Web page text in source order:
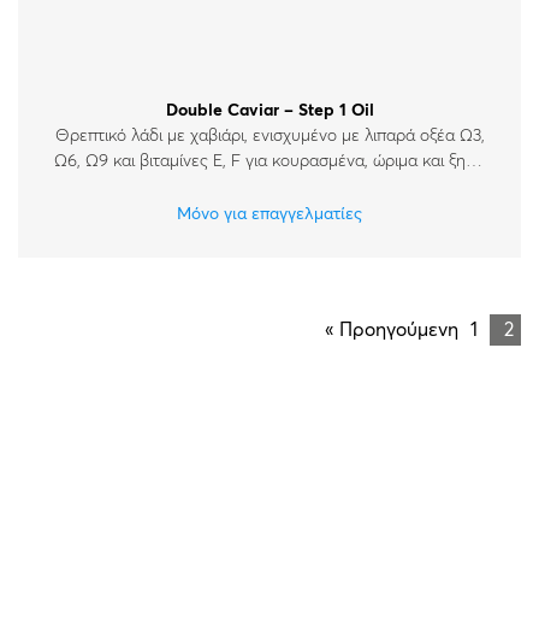
Double Caviar – Step 1 Oil
Θρεπτικό λάδι με χαβιάρι, ενισχυμένο με λιπαρά οξέα Ω3,
Ω6, Ω9 και βιταμίνες E, F για κουρασμένα, ώριμα και ξηρά
Μόνο για επαγγελματίες
« Προηγούμενη 1 2